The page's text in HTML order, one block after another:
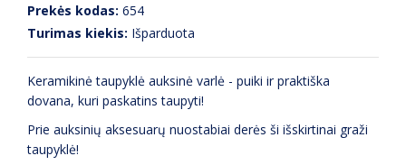
Prekės kodas: 654
Turimas kiekis: Išparduota
Keramikinė taupyklė auksinė varlė - puiki ir praktiška
dovana, kuri paskatins taupyti!
Prie auksinių aksesuarų nuostabiai derės ši išskirtinai graži
taupyklė!